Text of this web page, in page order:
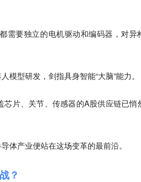
需要独立的电机驱动和编码器，对异
型研发，剑指具身智能“大脑”能力。
片、关节、传感器的A股供应链已悄
体产业便站在这场变革的最前沿。
？